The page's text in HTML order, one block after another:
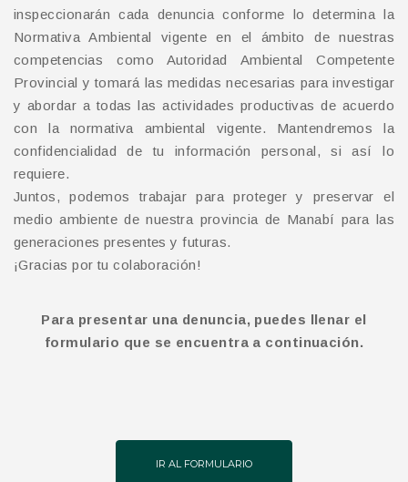
inspeccionarán cada denuncia conforme lo determina la
Normativa Ambiental vigente en el ámbito de nuestras
competencias como Autoridad Ambiental Competente
Provincial y tomará las medidas necesarias para investigar
y abordar a todas las actividades productivas de acuerdo
con la normativa ambiental vigente. Mantendremos la
confidencialidad de tu información personal, si así lo
requiere.
Juntos, podemos trabajar para proteger y preservar el
medio ambiente de nuestra provincia de Manabí para las
generaciones presentes y futuras.
¡Gracias por tu colaboración!
Para presentar una denuncia, puedes llenar el
formulario que se encuentra a continuación.
IR AL FORMULARIO